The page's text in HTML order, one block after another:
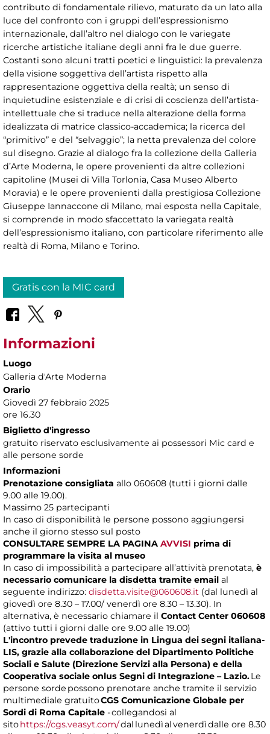
contributo di fondamentale rilievo, maturato da un lato alla
luce del confronto con i gruppi dell’espressionismo
internazionale, dall’altro nel dialogo con le variegate
ricerche artistiche italiane degli anni fra le due guerre.
Costanti sono alcuni tratti poetici e linguistici: la prevalenza
della visione soggettiva dell’artista rispetto alla
rappresentazione oggettiva della realtà; un senso di
inquietudine esistenziale e di crisi di coscienza dell’artista-
intellettuale che si traduce nella alterazione della forma
idealizzata di matrice classico-accademica; la ricerca del
“primitivo” e del “selvaggio”; la netta prevalenza del colore
sul disegno. Grazie al dialogo fra la collezione della Galleria
d’Arte Moderna, le opere provenienti da altre collezioni
capitoline (Musei di Villa Torlonia, Casa Museo Alberto
Moravia) e le opere provenienti dalla prestigiosa Collezione
Giuseppe Iannaccone di Milano, mai esposta nella Capitale,
si comprende in modo sfaccettato la variegata realtà
dell’espressionismo italiano, con particolare riferimento alle
realtà di Roma, Milano e Torino.
Gratis con la MIC card
Informazioni
Luogo
Galleria d'Arte Moderna
Orario
Giovedì 27 febbraio 2025
ore 16.30
Biglietto d'ingresso
gratuito riservato esclusivamente ai possessori Mic card e
alle persone sorde
Informazioni
Prenotazione consigliata allo 060608 (tutti i giorni dalle
9.00 alle 19.00).
Massimo 25 partecipanti
In caso di disponibilità le persone possono aggiungersi
anche il giorno stesso sul posto
CONSULTARE SEMPRE LA PAGINA AVVISI prima di
programmare la visita al museo
In caso di impossibilità a partecipare all’attività prenotata, è
necessario comunicare la disdetta tramite email al
seguente indirizzo: disdetta.visite@060608.it (dal lunedì al
giovedì ore 8.30 – 17.00/ venerdì ore 8.30 – 13.30). In
alternativa, è necessario chiamare il Contact Center 060608
(attivo tutti i giorni dalle ore 9.00 alle 19.00)
L'incontro prevede traduzione in Lingua dei segni italiana-
LIS, grazie alla collaborazione del Dipartimento Politiche
Sociali e Salute (Direzione Servizi alla Persona) e della
Cooperativa sociale onlus Segni di Integrazione – Lazio.Le
persone sorde possono prenotare anche tramite il servizio
multimediale gratuitoCGS Comunicazione Globale per
Sordi di Roma Capitale - collegandosi al
sitohttps://cgs.veasyt.com/dal lunedì al venerdì dalle ore 8.30